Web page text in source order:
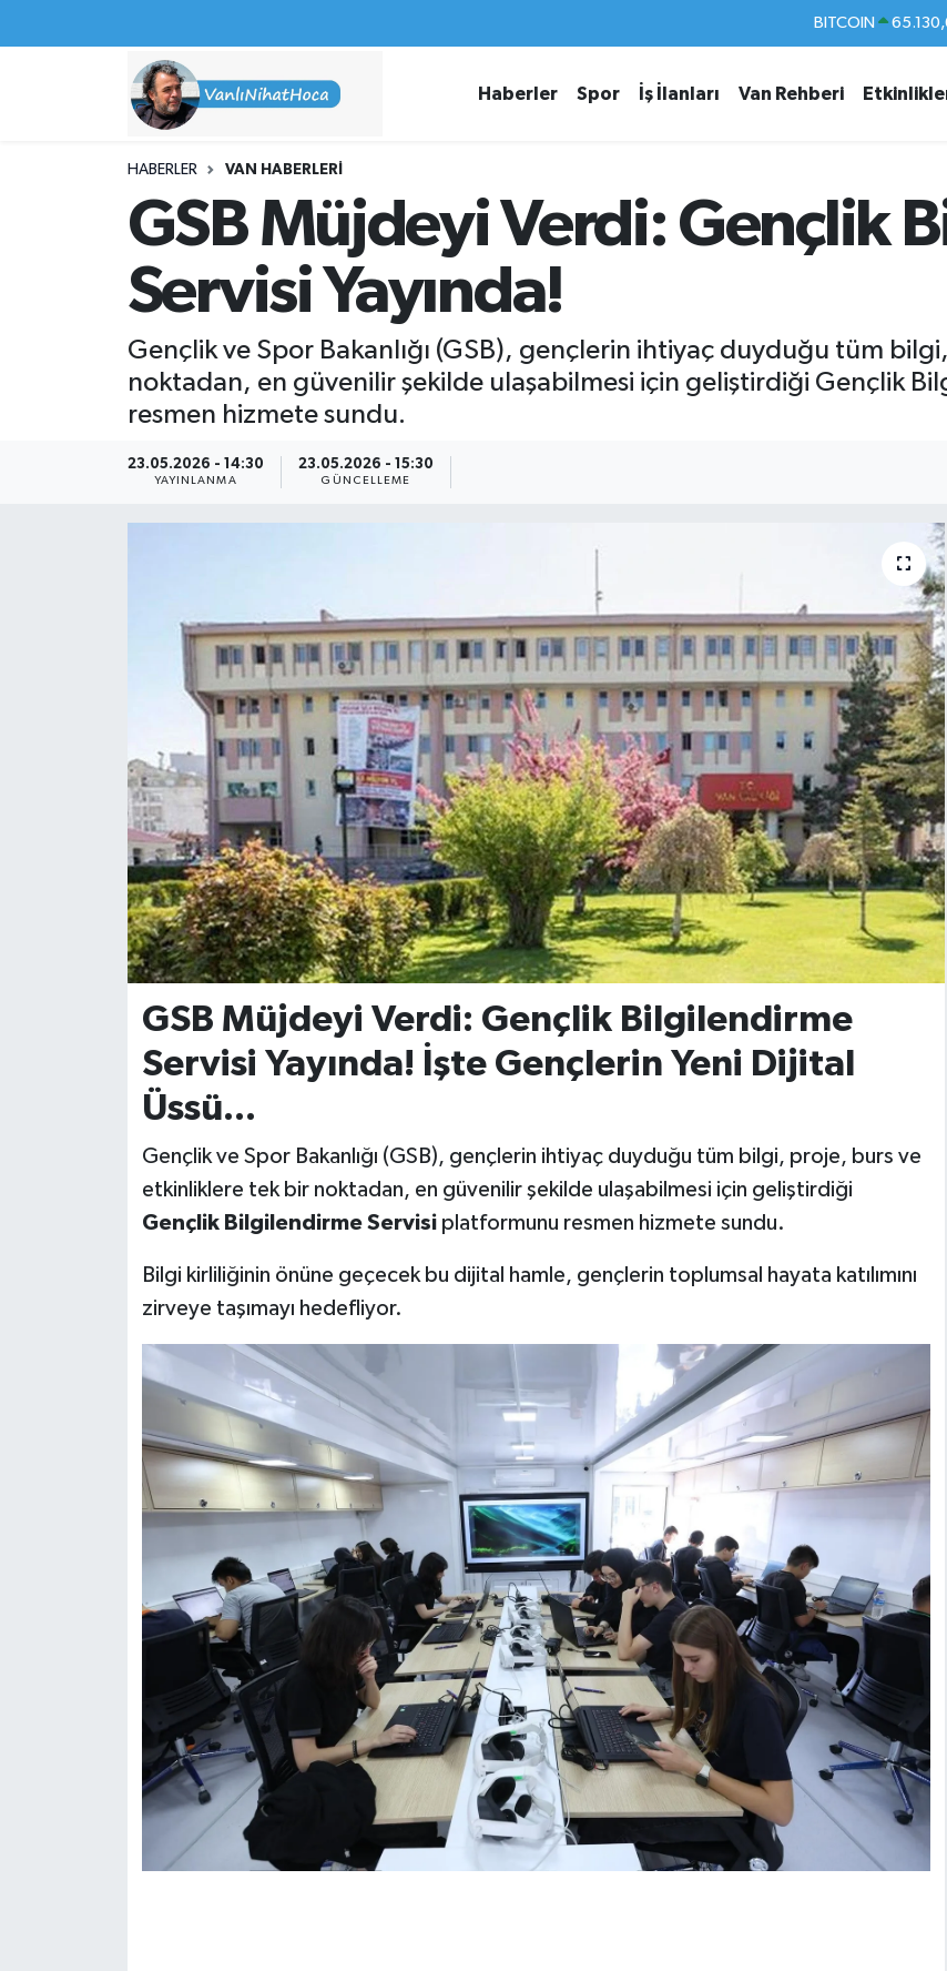
DOLAR
STERLİN
BITCOIN
Haberler Spor İş İlanları Van Rehberi
HABERLER VAN HABERLERI
GSB Müjdeyi Verdi: Gençlik
Servisi Yayında!
Gençlik ve Spor Bakanlığı (GSB), gençlerin ihtiyaç duyduğu tüm
noktadan, en güvenilir şekilde ulaşabilmesi için geliştirdiği Gençlik
resmen hizmete sundu.
23.05.2026 - 14:30
YAYINLANMA
23.05.2026 - 15:30
GÜNCELLEME
GSB Müjdeyi Verdi: Gençlik Bilgilendirme
Servisi Yayında! İşte Gençlerin Yeni Dijital
Üssü...
Gençlik ve Spor Bakanlığı (GSB), gençlerin ihtiyaç duyduğu tüm bilgi, proje, burs ve
etkinliklere tek bir noktadan, en güvenilir şekilde ulaşabilmesi için geliştirdiği
Gençlik Bilgilendirme Servisiplatformunu resmen hizmete sundu.
Bilgi kirliliğinin önüne geçecek bu dijital hamle, gençlerin toplumsal hayata katılımını
zirveye taşımayı hedefliyor.
Haberler
İş İlanları
Etkinlikler
Hakkımda
İpekyolu Nöbetçi Eczaneler
İpekyolu Trafik Yoğunluk Haritası
Süper Lig Puan Durumu ve Fikstür
Tüm Manşetler
Son Dakika Haberleri
Haber Arşivi